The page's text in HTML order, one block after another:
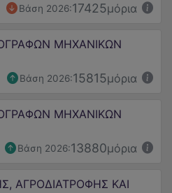
Βάση 2026:17425μόρια
ΜΗΧΑΝΙΚΩΝ
Βάση 2026:15815μόρια
ΜΗΧΑΝΙΚΩΝ
Βάση 2026:13880μόρια
ΑΓΡΟΔΙΑΤΡΟΦΗΣ ΚΑΙ